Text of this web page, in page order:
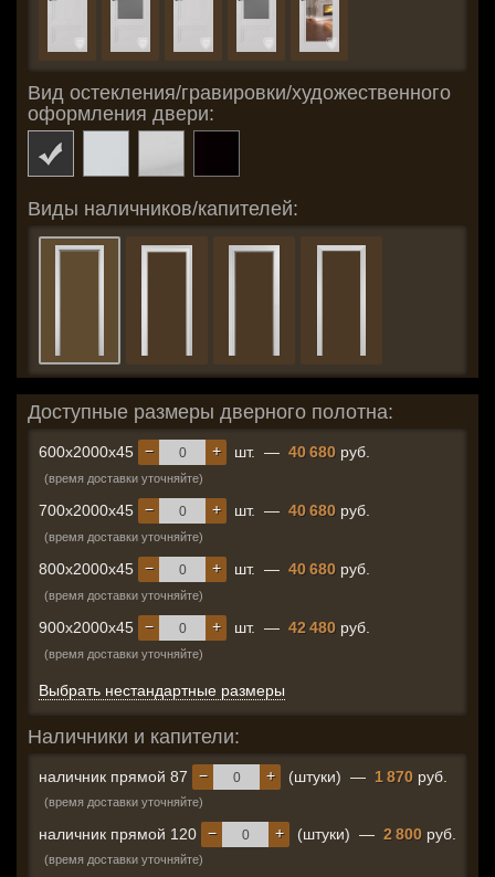
Вид остекления/гравировки/художественного
оформления двери:
Виды наличников/капителей:
Доступные размеры дверного полотна:
600x2000x45 +
− шт. — 40 680 руб.
(время доставки уточняйте)
700x2000x45 +
− шт. — 40 680 руб.
(время доставки уточняйте)
800x2000x45 +
− шт. — 40 680 руб.
(время доставки уточняйте)
900x2000x45 +
− шт. — 42 480 руб.
(время доставки уточняйте)
Выбрать нестандартные размеры
Наличники и капители:
наличник прямой 87 +
− (штуки) — 1 870 руб.
(время доставки уточняйте)
наличник прямой 120 +
− (штуки) — 2 800 руб.
(время доставки уточняйте)